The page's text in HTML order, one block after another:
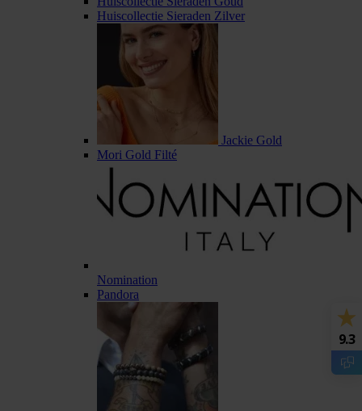
Huiscollectie Sieraden Zilver
Jackie Gold
Mori Gold Filté
Nomination
Pandora
9.3